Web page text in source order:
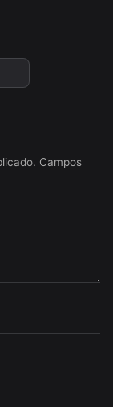
Campos